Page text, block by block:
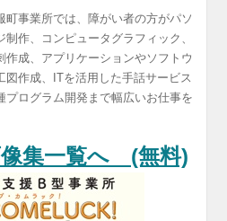
町事業所では、障がい者の方がパソ
作、コンピュータグラフィック、
作成、アプリケーションやソフトウ
図作成、ITを活用した手話サービス
プログラム開発まで幅広いお仕事を
像集一覧へ (無料)